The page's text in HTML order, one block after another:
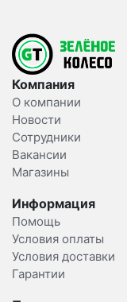
Компания
О компании
Новости
Сотрудники
Вакансии
Магазины
Информация
Помощь
Условия оплаты
Условия доставки
Гарантии